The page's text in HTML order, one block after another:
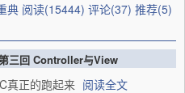
典 阅读(15444) 评论(37) 推荐(5)
三回 Controller与View
真正的跑起来 阅读全文